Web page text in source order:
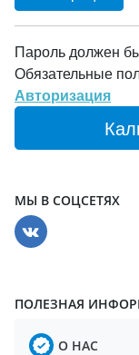
Пароль должен
Обязательные
Авторизация
МЫ В СОЦСЕТЯХ
ПОЛЕЗНАЯ
О НАС